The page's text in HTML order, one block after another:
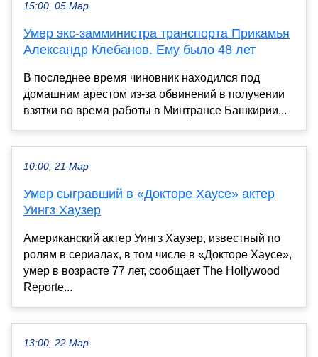
15:00, 05 Мар
Умер экс-замминистра транспорта Прикамья
Александр Клебанов. Ему было 48 лет
В последнее время чиновник находился под
домашним арестом из-за обвинений в получении
взятки во время работы в Минтрансе Башкирии...
10:00, 21 Мар
Умер сыгравший в «Докторе Хаусе» актер
Уингз Хаузер
Американский актер Уингз Хаузер, известный по
ролям в сериалах, в том числе в «Докторе Хаусе»,
умер в возрасте 77 лет, сообщает The Hollywood
Reporte...
13:00, 22 Мар